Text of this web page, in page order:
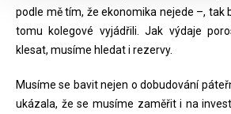
podle mě tím, že ekonomika nejede –, tak
tomu kolegové vyjádřili. Jak výdaje
klesat, musíme hledat i rezervy.
Musíme se bavit nejen o dobudování
ukázala, že se musíme zaměřit i na